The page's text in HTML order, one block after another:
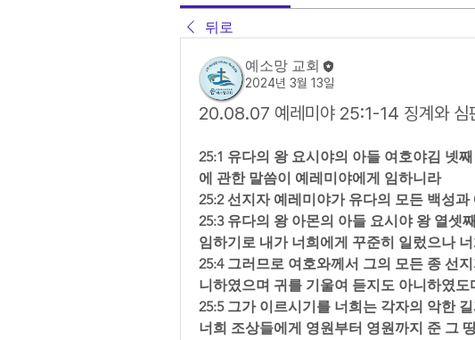
뒤로
예소망 교회
2024년 3월 13일
20.08.07 예레미야 25:1-14 징계와 심
25:1 유다의 왕 요시야의 아들 여호야김 넷
에 관한 말씀이 예레미야에게 임하니라
25:2 선지자 예레미야가 유다의 모든 백성
25:3 유다의 왕 아몬의 아들 요시야 왕 열셋
임하기로 내가 너희에게 꾸준히 일렀으나
25:4 그러므로 여호와께서 그의 모든 종 선
니하였으며 귀를 기울여 듣지도 아니하였도
25:5 그가 이르시기를 너희는 각자의 악한
너희 조상들에게 영원부터 영원까지 준 그